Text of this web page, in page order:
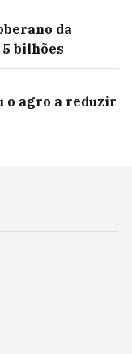
da
bilhões
o agro a reduzir